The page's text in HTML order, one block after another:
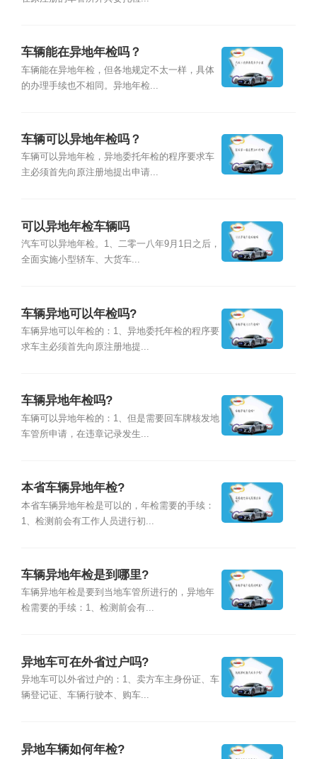
车辆能在异地年检吗？
车辆能在异地年检，但各地规定不太一样，具体
的办理手续也不相同。异地年检...
车辆可以异地年检吗？
车辆可以异地年检，异地委托年检的程序要求车
主必须首先向原注册地提出申请...
可以异地年检车辆吗
汽车可以异地年检。1、二零一八年9月1日之后，
全面实施小型轿车、大货车...
车辆异地可以年检吗?
车辆异地可以年检的：1、异地委托年检的程序要
求车主必须首先向原注册地提...
车辆异地年检吗?
车辆可以异地年检的：1、但是需要回车牌核发地
车管所申请，在违章记录发生...
本省车辆异地年检?
本省车辆异地年检是可以的，年检需要的手续：
1、检测前会有工作人员进行初...
车辆异地年检是到哪里?
车辆异地年检是要到当地车管所进行的，异地年
检需要的手续：1、检测前会有...
异地车可在外省过户吗?
异地车可以外省过户的：1、卖方车主身份证、车
辆登记证、车辆行驶本、购车...
异地车辆如何年检?